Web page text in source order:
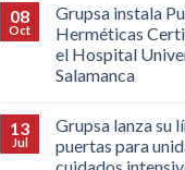
08
Oct
Grupsa instala
Herméticas
el Hospital
Salamanca
13
Jul
Grupsa lanza su
puertas para